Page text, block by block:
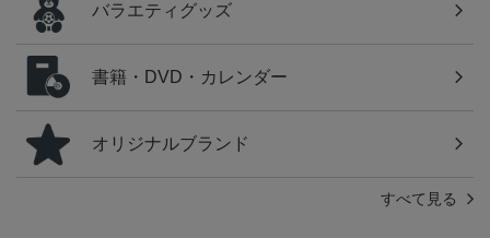
バラエティグッズ
書籍・DVD・カレンダー
オリジナルブランド
すべて見る